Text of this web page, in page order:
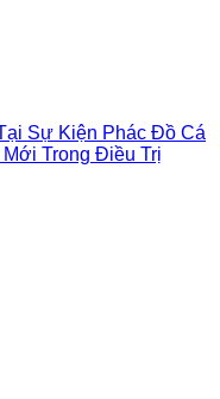
Sự Kiện Phác Đồ Cá
Trong Điều Trị